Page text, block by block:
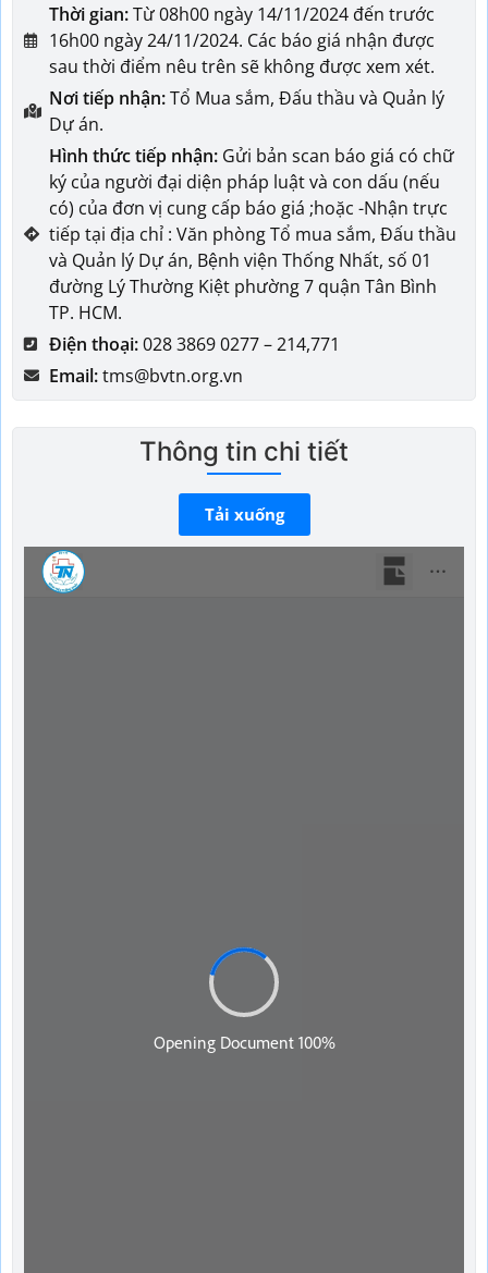
Thời gian:Từ 08h00 ngày 14/11/2024 đến trước
16h00 ngày 24/11/2024. Các báo giá nhận được
sau thời điểm nêu trên sẽ không được xem xét.
Nơi tiếp nhận:Tổ Mua sắm, Đấu thầu và Quản lý
Dự án.
Hình thức tiếp nhận: Gửi bản scan báo giá có chữ
ký của người đại diện pháp luật và con dấu (nếu
có) của đơn vị cung cấp báo giá ;hoặc -Nhận trực
tiếp tại địa chỉ : Văn phòng Tổ mua sắm, Đấu thầu
và Quản lý Dự án, Bệnh viện Thống Nhất, số 01
đường Lý Thường Kiệt phường 7 quận Tân Bình
TP. HCM.
Điện thoại:028 3869 0277 – 214,771
Email:tms@bvtn.org.vn
Thông tin chi tiết
Tải xuống